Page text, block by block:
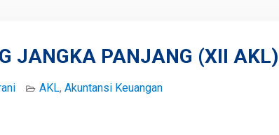
JANGKA PANJANG (XII AKL)
AKL, Akuntansi Keuangan